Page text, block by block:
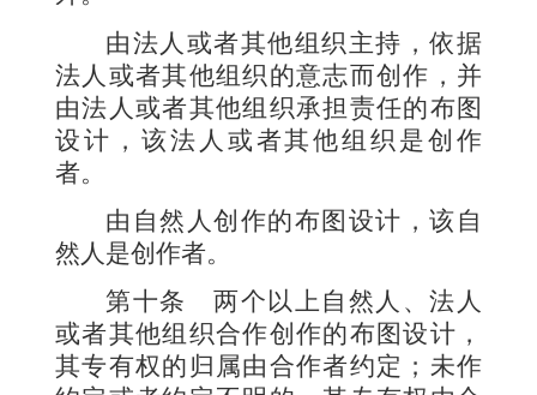
由法人或者其他组织主持，依据
法人或者其他组织的意志而创作，并
由法人或者其他组织承担责任的布图
设计，该法人或者其他组织是创作
者。
由自然人创作的布图设计，该自
然人是创作者。
第十条两个以上自然人、法人
或者其他组织合作创作的布图设计，
其专有权的归属由合作者约定；未作